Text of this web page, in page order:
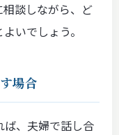
談しながら、ど
いでしょう。
場合
ば、夫婦で話し合